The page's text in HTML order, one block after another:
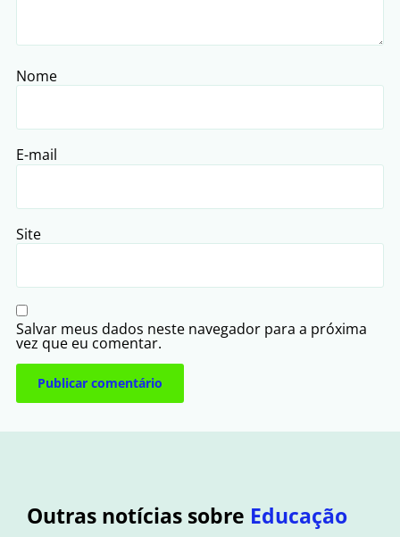
Nome
E-mail
Site
Salvar meus dados neste navegador para a próxima
vez que eu comentar.
Outras notícias sobre Educação